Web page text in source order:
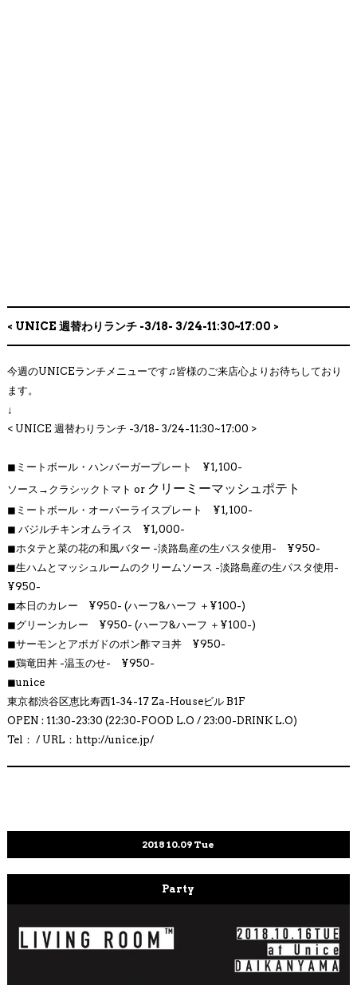
< UNICE 週替わりランチ -3/18- 3/24-11:30~17:00 >
今週のUNICEランチメニューです♫皆様のご来店心よりお待ちしており
ます。
↓
< UNICE 週替わりランチ -3/18- 3/24-11:30~17:00 >
◼︎ ミートボール・ハンバーガープレート ¥1,100-
ソース→クラシックトマト or クリーミーマッシュポテト
◼︎ ミートボール・オーバーライスプレート ¥1,100-
◼︎ バジルチキンオムライス
¥1,000-
◼︎ホタテと菜の花の和風バター -淡路島産の生パスタ使用- ¥950-
◼︎生ハムとマッシュルームのクリームソース -淡路島産の生パスタ使用-
¥950-
◼︎本日のカレー ¥950- (ハーフ&ハーフ ＋¥100-)
◼︎グリーンカレー ¥950- (ハーフ&ハーフ ＋¥100-)
◼︎サーモンとアボガドのポン酢マヨ丼 ¥950-
◼︎鶏竜田丼 -温玉のせ- ¥950-
◼︎unice
東京都渋谷区恵比寿西1-34-17 Za-Houseビル B1F
OPEN : 11:30-23:30 (22:30-FOOD L.O / 23:00-DRINK L.O)
Tel： / URL：http://unice.jp/
2018 10.09 Tue
Party